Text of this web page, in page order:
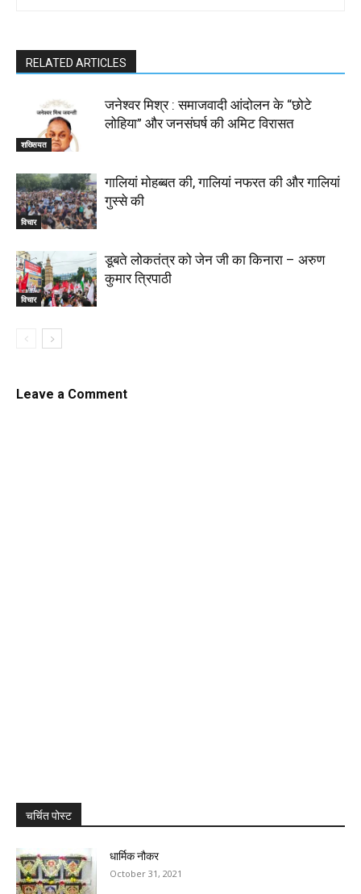
RELATED ARTICLES
शख्सियत
जनेश्वर मिश्र : समाजवादी आंदोलन के “छोटे
लोहिया” और जनसंघर्ष की अमिट विरासत
विचार
गालियां मोहब्बत की, गालियां नफरत की और गालियां
गुस्से की
विचार
डूबते लोकतंत्र को जेन जी का किनारा – अरुण
कुमार त्रिपाठी
Leave a Comment
चर्चित पोस्ट
धार्मिक नौकर
October 31, 2021